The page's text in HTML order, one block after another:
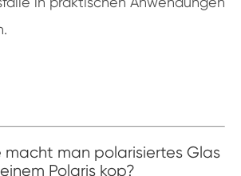
macht man polarisiertes Glas
Polaris kop?